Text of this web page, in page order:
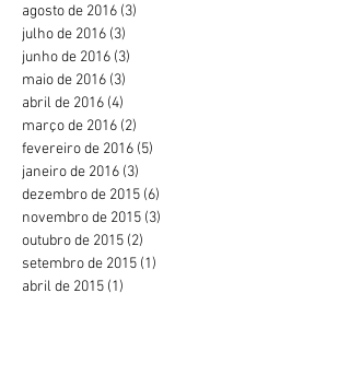
agosto de 2016 (3)
julho de 2016 (3)
junho de 2016 (3)
maio de 2016 (3)
abril de 2016 (4)
março de 2016 (2)
fevereiro de 2016 (5)
janeiro de 2016 (3)
dezembro de 2015 (6)
novembro de 2015 (3)
outubro de 2015 (2)
setembro de 2015 (1)
abril de 2015 (1)